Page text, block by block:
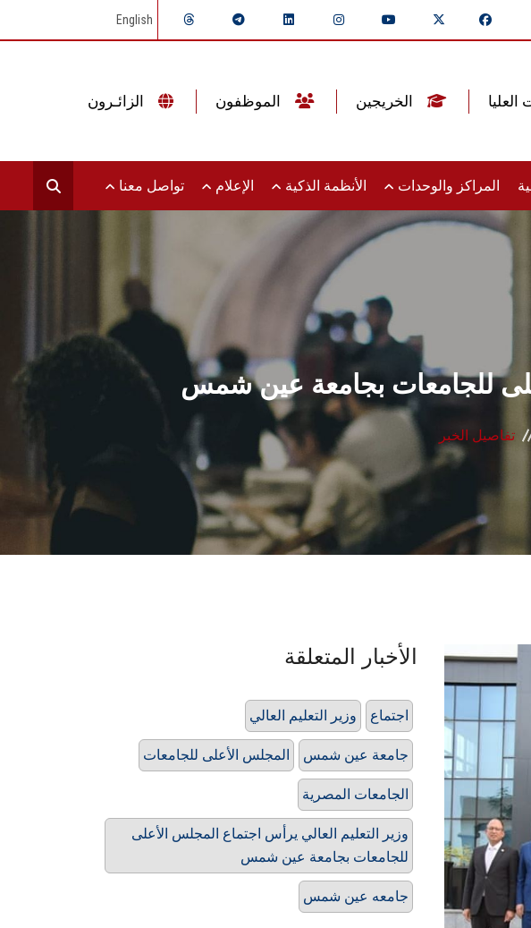
English
المراكز والوحدات الأنظمة الذكية الإعلام تواصل معنا
للجامعات بجامعة عين شمس
تفاصيل الخبر
الأخبار المتعلقة
وزير التعليم العالي اجتماع
المجلس الأعلى للجامعات جامعة عين شمس
الجامعات المصرية
وزير التعليم العالي يرأس اجتماع المجلس الأعلى
للجامعات بجامعة عين شمس
جامعه عين شمس